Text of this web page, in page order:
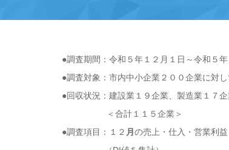
●調査期間：令和５年１２月１日～令和５
●調査対象：市内中小企業２００企業に対
●回収状況：建設業１９企業、製造業１７
＜合計１１５企業＞
●調査項目：１２ 月 の売上・仕入・営業利